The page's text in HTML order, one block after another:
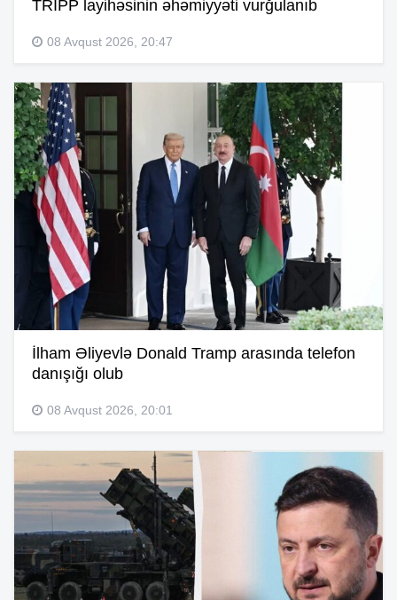
TRIPP layihəsinin əhəmiyyəti vurğulanıb
08 Avqust 2026, 20:47
İlham Əliyevlə Donald Tramp arasında telefon
danışığı olub
08 Avqust 2026, 20:01